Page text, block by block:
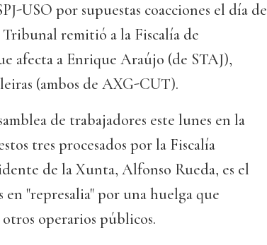
USO por supuestas coacciones el día de
remitió a la Fiscalía de
afecta a Enrique Araújo (de STAJ),
(ambos de AXG-CUT).
de trabajadores este lunes en la
tres procesados por la Fiscalía
de la Xunta, Alfonso Rueda, es el
en "represalia" por una huelga que
operarios públicos.